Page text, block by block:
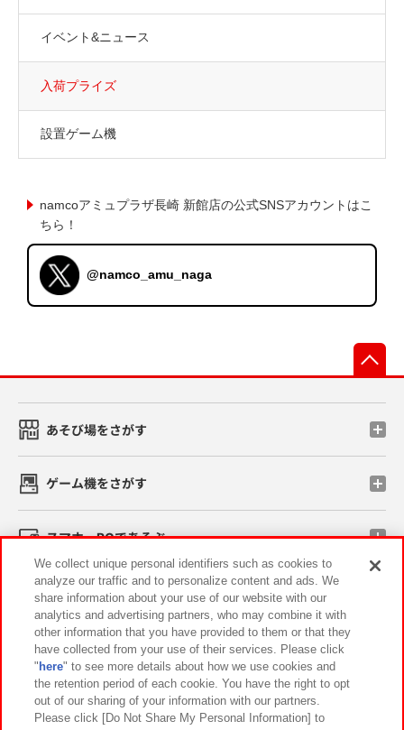
イベント&ニュース
入荷プライズ
設置ゲーム機
namcoアミュプラザ長崎 新館店の公式SNSアカウントはこ
ちら！
@namco_amu_naga
あそび場をさがす
ゲーム機をさがす
スマホ・PCであそぶ
イベント・キャンペーン
関連会社 サステナビリティ サイトポリシー
プライバシーポリシー ウェブアクセシビリティ方針と検証結果
We collect unique personal identifiers such as cookies to
analyze our traffic and to personalize content and ads. We
share information about your use of our website with our
analytics and advertising partners, who may combine it with
other information that you have provided to them or that they
have collected from your use of their services. Please click
" here" to see more details about how we use cookies and
the retention period of each cookie. You have the right to opt
out of our sharing of your information with our partners.
Please click [Do Not Share My Personal Information] to